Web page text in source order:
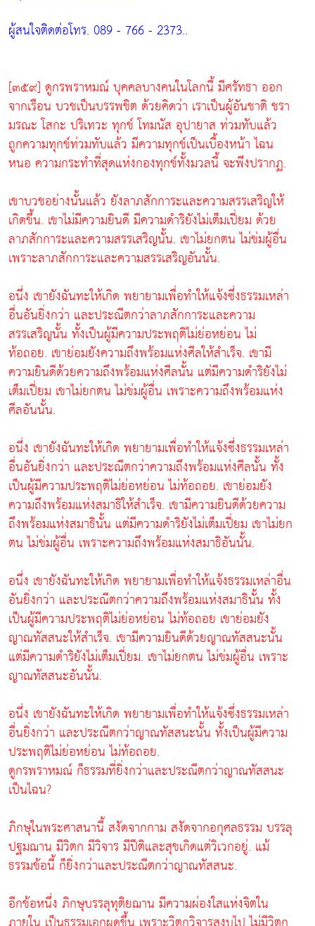
ผู้สนใจติดต่อโทร. 089 - 766 - 2373..
[๓๕๙] ดูกรพราหมณ์ บุคคลบางคนในโลกนี้ มีศรัทธา ออก
จากเรือน บวชเป็นบรรพชิต ด้วยคิดว่า เราเป็นผู้อันชาติ ชรา
มรณะ โสกะ ปริเทวะ ทุกข์ โทมนัส อุปายาส ท่วมทับแล้ว
ถูกความทุกข์ท่วมทับแล้ว มีความทุกข์เป็นเบื้องหน้า ไฉน
หนอ ความกระทำที่สุดแห่งกองทุกข์ทั้งมวลนี้ จะพึงปรากฏ.
เขาบวชอย่างนั้นแล้ว ยังลาภสักการะและความสรรเสริญให้
เกิดขึ้น. เขาไม่มีความยินดี มีความดำริยังไม่เต็มเปี่ยม ด้วย
ลาภสักการะและความสรรเสริญนั้น. เขาไม่ยกตน ไม่ข่มผู้อื่น
เพราะลาภสักการะและความสรรเสริญอันนั้น.
อนึ่ง เขายังฉันทะให้เกิด พยายามเพื่อทำให้แจ้งซึ่งธรรมเหล่า
อื่นอันยิ่งกว่า และประณีตกว่าลาภสักการะและความ
สรรเสริญนั้น ทั้งเป็นผู้มีความประพฤติไม่ย่อหย่อน ไม่
ท้อถอย. เขาย่อมยังความถึงพร้อมแห่งศีลให้สำเร็จ. เขามี
ความยินดีด้วยความถึงพร้อมแห่งศีลนั้น แต่มีความดำริยังไม่
เต็มเปี่ยม เขาไม่ยกตน ไม่ข่มผู้อื่น เพราะความถึงพร้อมแห่ง
ศีลอันนั้น.
อนึ่ง เขายังฉันทะให้เกิด พยายามเพื่อทำให้แจ้งซึ่งธรรมเหล่า
อื่นอันยิ่งกว่า และประณีตกว่าความถึงพร้อมแห่งศีลนั้น ทั้ง
เป็นผู้มีความประพฤติไม่ย่อหย่อน ไม่ท้อถอย. เขาย่อมยัง
ความถึงพร้อมแห่งสมาธิให้สำเร็จ. เขามีความยินดีด้วยความ
ถึงพร้อมแห่งสมาธินั้น แต่มีความดำริยังไม่เต็มเปี่ยม เขาไม่ยก
ตน ไม่ข่มผู้อื่น เพราะความถึงพร้อมแห่งสมาธิอันนั้น.
อนึ่ง เขายังฉันทะให้เกิด พยายามเพื่อทำให้แจ้งธรรมเหล่าอื่น
อันยิ่งกว่า และประณีตกว่าความถึงพร้อมแห่งสมาธินั้น ทั้ง
เป็นผู้มีความประพฤติไม่ย่อหย่อน ไม่ท้อถอย เขาย่อมยัง
ญาณทัสสนะให้สำเร็จ. เขามีความยินดีด้วยญาณทัสสนะนั้น
แต่มีความดำริยังไม่เต็มเปี่ยม. เขาไม่ยกตน ไม่ข่มผู้อื่น เพราะ
ญาณทัสสนะอันนั้น.
อนึ่ง เขายังฉันทะให้เกิด พยายามเพื่อทำให้แจ้งซึ่งธรรมเหล่า
อื่นยิ่งกว่า และประณีตกว่าญาณทัสสนะนั้น ทั้งเป็นผู้มีความ
ประพฤติไม่ย่อหย่อน ไม่ท้อถอย.
ดูกรพราหมณ์ ก็ธรรมที่ยิ่งกว่าและประณีตกว่าญาณทัสสนะ
เป็นไฉน?
ภิกษุในพระศาสนานี้ สงัดจากกาม สงัดจากอกุศลธรรม บรรลุ
ปฐมฌาน มีวิตก มีวิจาร มีปีติและสุขเกิดแต่วิเวกอยู่. แม้
ธรรมข้อนี้ ก็ยิ่งกว่าและประณีตกว่าญาณทัสสนะ.
อีกข้อหนึ่ง ภิกษุบรรลุทุติยฌาน มีความผ่องใสแห่งจิตใน